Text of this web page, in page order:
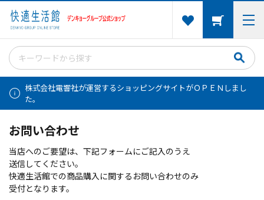
株式会社電響社が運営するショッピングサイトがＯＰＥＮしまし
た。
お問い合わせ
当店へのご要望は、下記フォームにご記入のうえ
送信してください。
快適生活館での商品購入に関するお問い合わせのみ
受付となります。